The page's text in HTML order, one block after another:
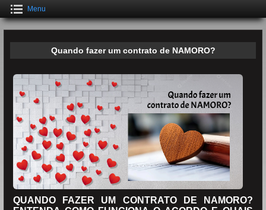
Menu
Quando fazer um contrato de NAMORO?
QUANDO FAZER UM CONTRATO DE NAMORO?